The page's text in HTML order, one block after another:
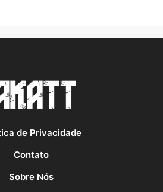
de Privacidade
Contato
Sobre Nós